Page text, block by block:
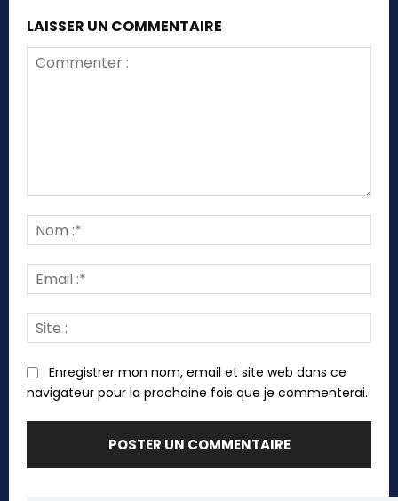
LAISSER UN COMMENTAIRE
:*
:*
:
Enregistrer mon nom, email et site web dans ce
navigateur pour la prochaine fois que je commenterai.